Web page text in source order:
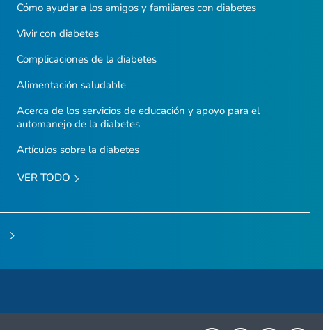
Cómo ayudar a los amigos y familiares con diabetes
Vivir con diabetes
Complicaciones de la diabetes
Alimentación saludable
Acerca de los servicios de educación y apoyo para el
automanejo de la diabetes
Artículos sobre la diabetes
VER TODO